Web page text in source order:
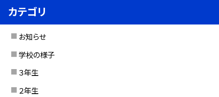
カテゴリ
お知らせ
学校の様子
３年生
２年生